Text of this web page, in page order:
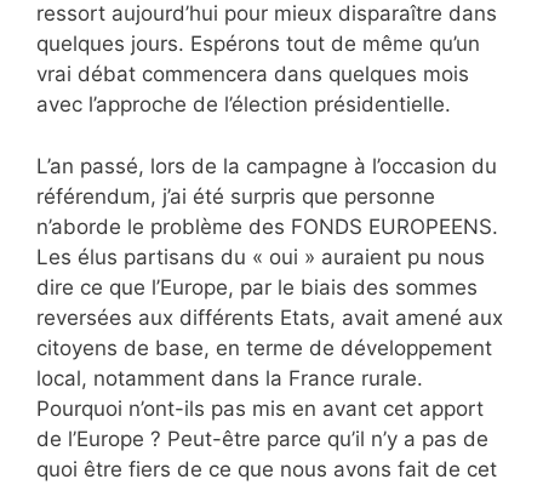
ressort aujourd’hui pour mieux disparaître dans
quelques jours. Espérons tout de même qu’un
vrai débat commencera dans quelques mois
avec l’approche de l’élection présidentielle.
L’an passé, lors de la campagne à l’occasion du
référendum, j’ai été surpris que personne
n’aborde le problème des FONDS EUROPEENS.
Les élus partisans du « oui » auraient pu nous
dire ce que l’Europe, par le biais des sommes
reversées aux différents Etats, avait amené aux
citoyens de base, en terme de développement
local, notamment dans la France rurale.
Pourquoi n’ont-ils pas mis en avant cet apport
de l’Europe ? Peut-être parce qu’il n’y a pas de
quoi être fiers de ce que nous avons fait de cet